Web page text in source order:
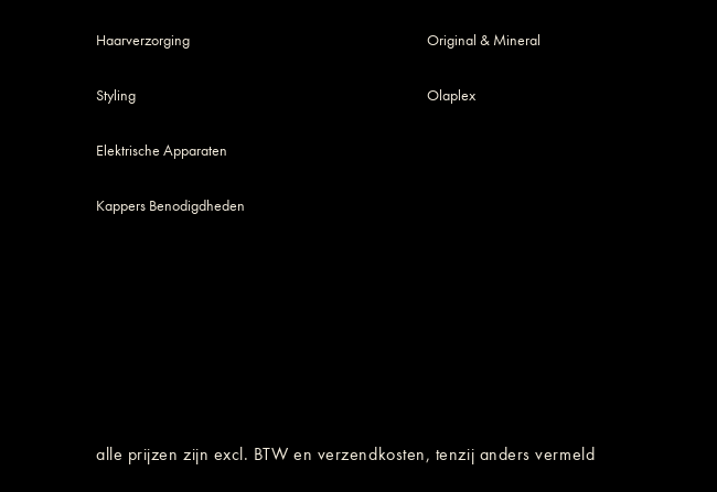
Haarverzorging
Styling
Elektrische Apparaten
Kappers Benodigdheden
Original & Mineral
Olaplex
alle prijzen zijn excl. BTW en verzendkosten, tenzij anders vermeld